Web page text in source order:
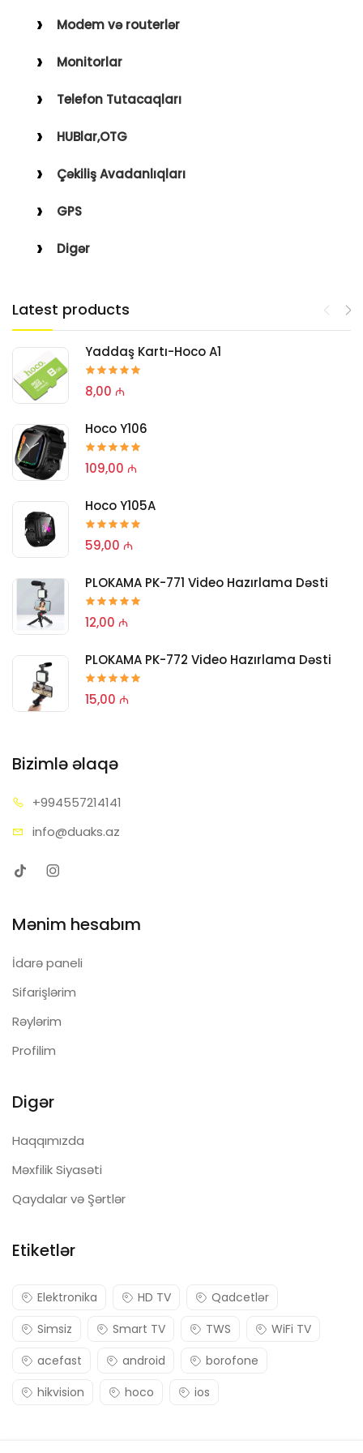
Modem və routerlər
Monitorlar
Telefon Tutacaqları
HUBlar,OTG
Çəkiliş Avadanlıqları
GPS
Digər
Latest products
Yaddaş Kartı-Hoco A1
8,00 ₼
Hoco Y106
109,00 ₼
Hoco Y105A
59,00 ₼
PLOKAMA PK-771 Video Hazırlama Dəsti
12,00 ₼
PLOKAMA PK-772 Video Hazırlama Dəsti
15,00 ₼
Bizimlə əlaqə
+994557214141
info@duaks.az
Mənim hesabım
İdarə paneli
Sifarişlərim
Rəylərim
Profilim
Digər
Haqqımızda
Məxfilik Siyasəti
Qaydalar və Şərtlər
Etiketlər
Elektronika HD TV
Qadcetlər
Simsiz
Smart TV TWS
WiFi TV
acefast
android
borofone
hikvision
hoco ios